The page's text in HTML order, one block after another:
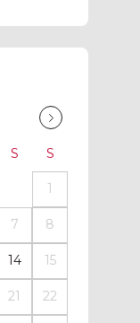
S S
1
7 8
14 15
21 22